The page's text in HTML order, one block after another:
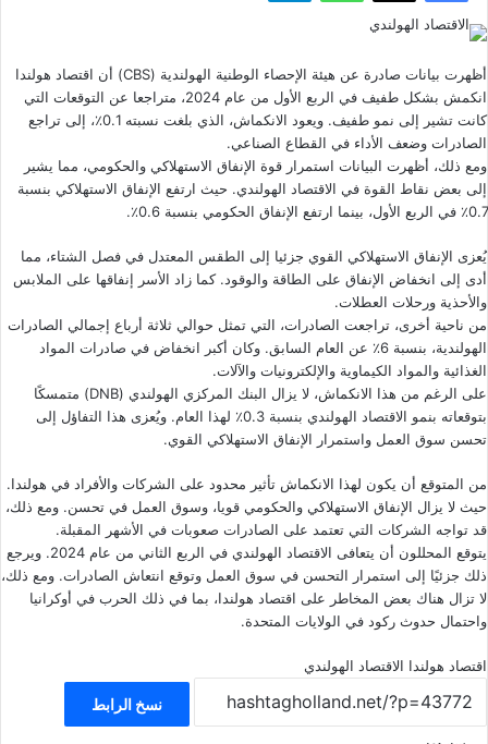
أظهرت بيانات صادرة عن هيئة الإحصاء الوطنية الهولندية (CBS) أن اقتصاد هولندا
انكمش بشكل طفيف في الربع الأول من عام 2024، متراجعا عن التوقعات التي
كانت تشير إلى نمو طفيف. ويعود الانكماش، الذي بلغت نسبته 0.1٪، إلى تراجع
الصادرات وضعف الأداء في القطاع الصناعي.
ومع ذلك، أظهرت البيانات استمرار قوة الإنفاق الاستهلاكي والحكومي، مما يشير
إلى بعض نقاط القوة في الاقتصاد الهولندي. حيث ارتفع الإنفاق الاستهلاكي بنسبة
0.7٪ في الربع الأول، بينما ارتفع الإنفاق الحكومي بنسبة 0.6٪.
يُعزى الإنفاق الاستهلاكي القوي جزئيا إلى الطقس المعتدل في فصل الشتاء، مما
أدى إلى انخفاض الإنفاق على الطاقة والوقود. كما زاد الأسر إنفاقها على الملابس
والأحذية ورحلات العطلات.
من ناحية أخرى، تراجعت الصادرات، التي تمثل حوالي ثلاثة أرباع إجمالي الصادرات
الهولندية، بنسبة 6٪ عن العام السابق. وكان أكبر انخفاض في صادرات المواد
الغذائية والمواد الكيماوية والإلكترونيات والآلات.
على الرغم من هذا الانكماش، لا يزال البنك المركزي الهولندي (DNB) متمسكًا
بتوقعاته بنمو الاقتصاد الهولندي بنسبة 0.3٪ لهذا العام. ويُعزى هذا التفاؤل إلى
تحسن سوق العمل واستمرار الإنفاق الاستهلاكي القوي.
من المتوقع أن يكون لهذا الانكماش تأثير محدود على الشركات والأفراد في هولندا.
حيث لا يزال الإنفاق الاستهلاكي والحكومي قويا، وسوق العمل في تحسن. ومع ذلك،
قد تواجه الشركات التي تعتمد على الصادرات صعوبات في الأشهر المقبلة.
يتوقع المحللون أن يتعافى الاقتصاد الهولندي في الربع الثاني من عام 2024. ويرجع
ذلك جزئيًا إلى استمرار التحسن في سوق العمل وتوقع انتعاش الصادرات. ومع ذلك،
لا تزال هناك بعض المخاطر على اقتصاد هولندا، بما في ذلك الحرب في أوكرانيا
واحتمال حدوث ركود في الولايات المتحدة.
اقتصاد هولندا الاقتصاد الهولندي
نسخ الرابط